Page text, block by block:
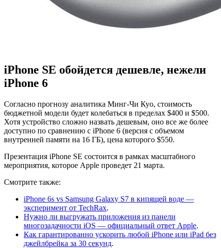
iPhone SE обойдется дешевле, нежели
iPhone 6
Согласно прогнозу аналитика Минг-Чи Куо, стоимость
бюджетной модели будет колебаться в пределах $400 и $500.
Хотя устройство сложно назвать дешевым, оно все же более
доступно по сравнению с iPhone 6 (версия с объемом
внутренней памяти на 16 ГБ), цена которого $550.
Презентация iPhone SE состоится в рамках масштабного
мероприятия, которое Apple проведет 21 марта.
Смотрите также:
iPhone 6s vs Samsung Galaxy S7 в кипящей воде —
эксперимент от TechRax.
Нужно ли выгружать приложения из панели
многозадачности iOS — официальный ответ Apple.
Как гарантированно ускорить любой iPhone или iPad без
джейлбрейка за 30 секунд.